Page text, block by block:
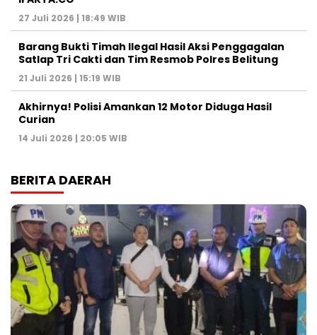
27 Juli 2026 | 18:49 WIB
Barang Bukti Timah Ilegal Hasil Aksi Penggagalan
Satlap Tri Cakti dan Tim Resmob Polres Belitung
21 Juli 2026 | 15:19 WIB
Akhirnya! Polisi Amankan 12 Motor Diduga Hasil
Curian
14 Juli 2026 | 20:05 WIB
BERITA DAERAH